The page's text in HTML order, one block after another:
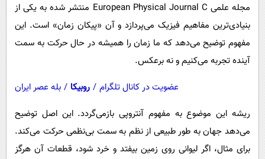
مجله علمی European Physical Journal C منتشر شده به یکی از
بنیادی‌ترین مفاهیم فیزیک می‌پردازد و آن «پیکان زمان» است. این
مفهوم توضیح می‌دهد که ما زمان را همیشه در حال حرکت به سمت
آینده تجربه می‌کنیم و نه برعکس.
عضویت در کانال تلگرام / روبیکا / بله عصر ایران
ریشه این موضوع به مفهوم آنتروپی بازمی‌گردد. این اصل توضیح
می‌دهد جهان به‌ طور طبیعی از نظم به سمت بی‌نظمی حرکت می‌کند.
برای مثال، اگر لیوانی روی زمین بیفتد و خرد شود، قطعات آن هرگز